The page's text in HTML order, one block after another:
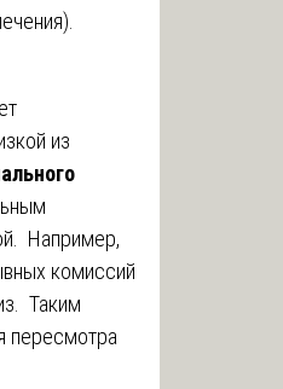
из
Например,
комиссий
Таким
пересмотра